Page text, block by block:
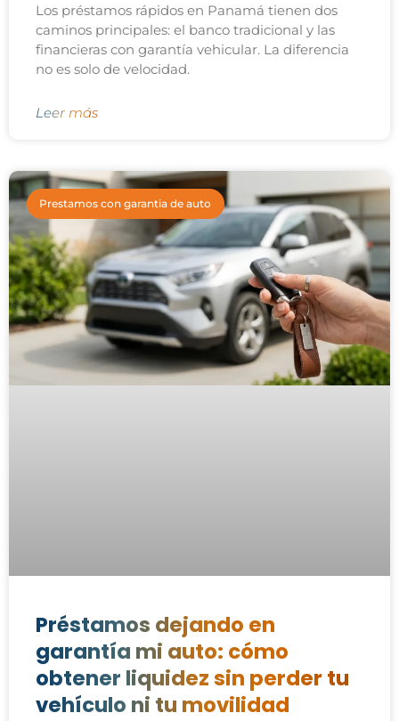
Los préstamos rápidos en Panamá tienen dos
caminos principales: el banco tradicional y las
financieras con garantía vehicular. La diferencia
no es solo de velocidad.
Leer más
Prestamos con garantia de auto
Préstamos dejando en
garantía mi auto: cómo
obtener liquidez sin perder tu
vehículo ni tu movilidad